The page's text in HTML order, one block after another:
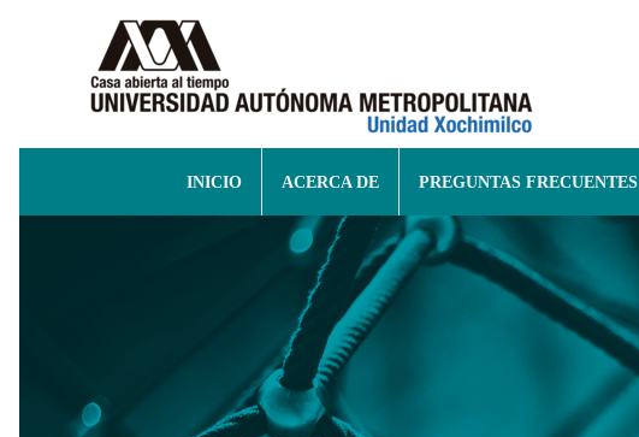
INICIO ACERCA DE PREGUNTAS FRECUENTES